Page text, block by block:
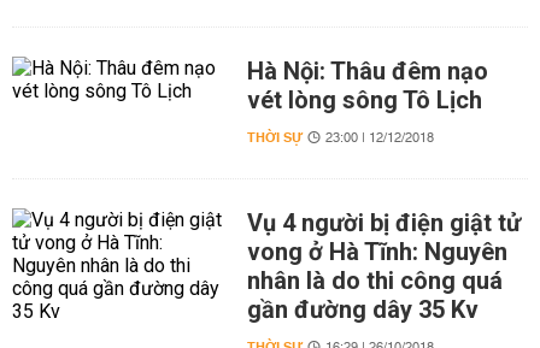
Hà Nội: Thâu đêm nạo
vét lòng sông Tô Lịch
THỜI SỰ 23:00 | 12/12/2018
Vụ 4 người bị điện giật tử
vong ở Hà Tĩnh: Nguyên
nhân là do thi công quá
gần đường dây 35 Kv